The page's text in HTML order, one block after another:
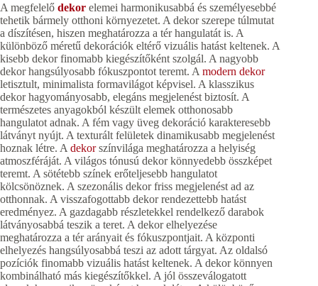
A megfelelő dekor elemei harmonikusabbá és személyesebbé
tehetik bármely otthoni környezetet. A dekor szerepe túlmutat
a díszítésen, hiszen meghatározza a tér hangulatát is. A
különböző méretű dekorációk eltérő vizuális hatást keltenek. A
kisebb dekor finomabb kiegészítőként szolgál. A nagyobb
dekor hangsúlyosabb fókuszpontot teremt. A modern dekor
letisztult, minimalista formavilágot képvisel. A klasszikus
dekor hagyományosabb, elegáns megjelenést biztosít. A
természetes anyagokból készült elemek otthonosabb
hangulatot adnak. A fém vagy üveg dekoráció karakteresebb
látványt nyújt. A texturált felületek dinamikusabb megjelenést
hoznak létre. A dekorszínvilága meghatározza a helyiség
atmoszféráját. A világos tónusú dekor könnyedebb összképet
teremt. A sötétebb színek erőteljesebb hangulatot
kölcsönöznek. A szezonális dekor friss megjelenést ad az
otthonnak. A visszafogottabb dekor rendezettebb hatást
eredményez. A gazdagabb részletekkel rendelkező darabok
látványosabbá teszik a teret. A dekor elhelyezése
meghatározza a tér arányait és fókuszpontjait. A központi
elhelyezés hangsúlyosabbá teszi az adott tárgyat. Az oldalsó
pozíciók finomabb vizuális hatást keltenek. A dekor könnyen
kombinálható más kiegészítőkkel. A jól összeválogatott